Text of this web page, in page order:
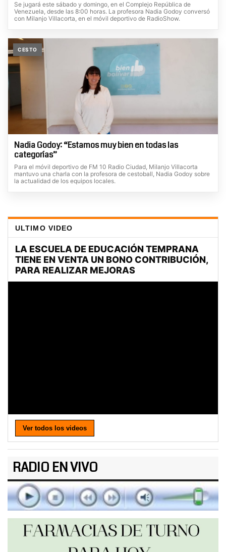
Se jugará este sábado y domingo, en el Complejo República de
Venezuela, desde las 8:00 horas. La profesora Nadia Godoy conversó
con Milanjo Villacorta, en el móvil deportivo de RadioShow.
CESTO
Nadia Godoy: “Estamos muy bien en todas las
categorías”
Para el móvil deportivo de FM 10 Radio Ciudad, Milanjo Villacorta
mantuvo una charla con la profesora de cestoball, Nadia Godoy sobre
la actualidad de los equipos locales.
ULTIMO VIDEO
Ver todos los videos
RADIO EN VIVO